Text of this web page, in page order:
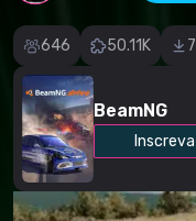
646 50.11K
BeamNG